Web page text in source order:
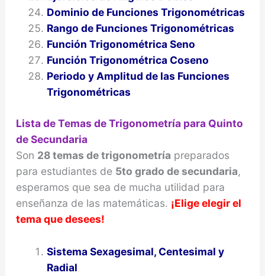
Dominio de Funciones Trigonométricas
Rango de Funciones Trigonométricas
Función Trigonométrica Seno
Función Trigonométrica Coseno
Periodo y Amplitud de las Funciones
Trigonométricas
Lista de Temas de Trigonometría para Quinto
de Secundaria
Son 28 temas de trigonometría preparados
para estudiantes de 5to grado de secundaria,
esperamos que sea de mucha utilidad para
enseñanza de las matemáticas. ¡Elige elegir el
tema que desees!
Sistema Sexagesimal, Centesimal y
Radial